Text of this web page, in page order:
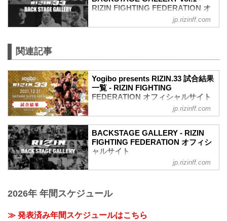
RIZIN FIGHTING FEDERATION オ
第16試合 扇久保博正 vs. 朝倉海
扇久保博正4
朝倉海4
第15試合 ホベルト・サトシ・ソウザ vs.
矢地祐介
ホベルト・サトシ・ソウザ4
矢地祐介4
第14試合 斎藤裕 vs. 朝倉未来
朝倉未来4
斎藤裕4
第13試合 那須川天心 vs. 五味隆典
パク・シウ3
第11試合...
jp.rizinff.com
関連記事
Yogibo presents RIZIN.33 試合結果
一覧 - RIZIN FIGHTING
FEDERATION オフィシャルサイト
第16試合／RIZIN JAPAN GP2021 バンタ
博正
Full Fight | 朝倉海 vs. 扇久保博正 2 / Kai
Asakura vs. Hiromasa Ougikubo 2 -
youtu.be
（LOSE）朝倉海 vs. 扇久保博正（WIN）
≫ 試合結果詳細
jp.rizinff.com
BACKSTAGE GALLERY - RIZIN
FIGHTING FEDERATION オフィシ
ャルサイト
BACKSTAGE GALLERY の記事一覧 - 格
イジン ファイティング フェデレーショ
いきます。
jp.rizinff.com
2026年 年間スケジュール
≫ 発表済み年間スケジュールはこちら